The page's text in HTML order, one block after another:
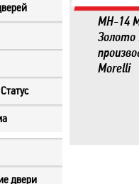
двери
MH-14
Золото
Morelli